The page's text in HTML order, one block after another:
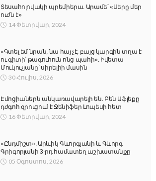
Տեսահոլովակի պրեմիերա. Արամե՝ «Սերը մեր
ուժն է»
14 Փետրվար, 2024
«Գտել եմ նրան, նա հայ չէ, բայց կարգին տղա է
ու գիտի՝ թագուհուն ոնց պահի». Իվետա
Մուկուչյանը՝ սիրելիի մասին
30 Հուլիս, 2026
Էմոցիաներն անկառավարելի են. Բեն Աֆլեքը
դժգոհ զրուցում է Ջենիֆեր Լոպեսի հետ
16 Փետրվար, 2024
«Ընդմիշտ». Արևիկ Գևորգյանի և Գևորգ
Գրիգորյանի 3-րդ համատեղ աշխատանքը
05 Օգոստոս, 2026